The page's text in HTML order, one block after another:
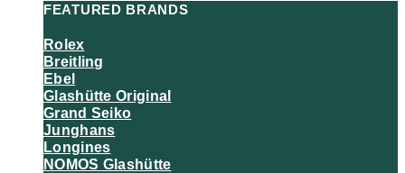
FEATURED BRANDS
Rolex
Breitling
Ebel
Glashütte Original
Grand Seiko
Junghans
Longines
NOMOS Glashütte